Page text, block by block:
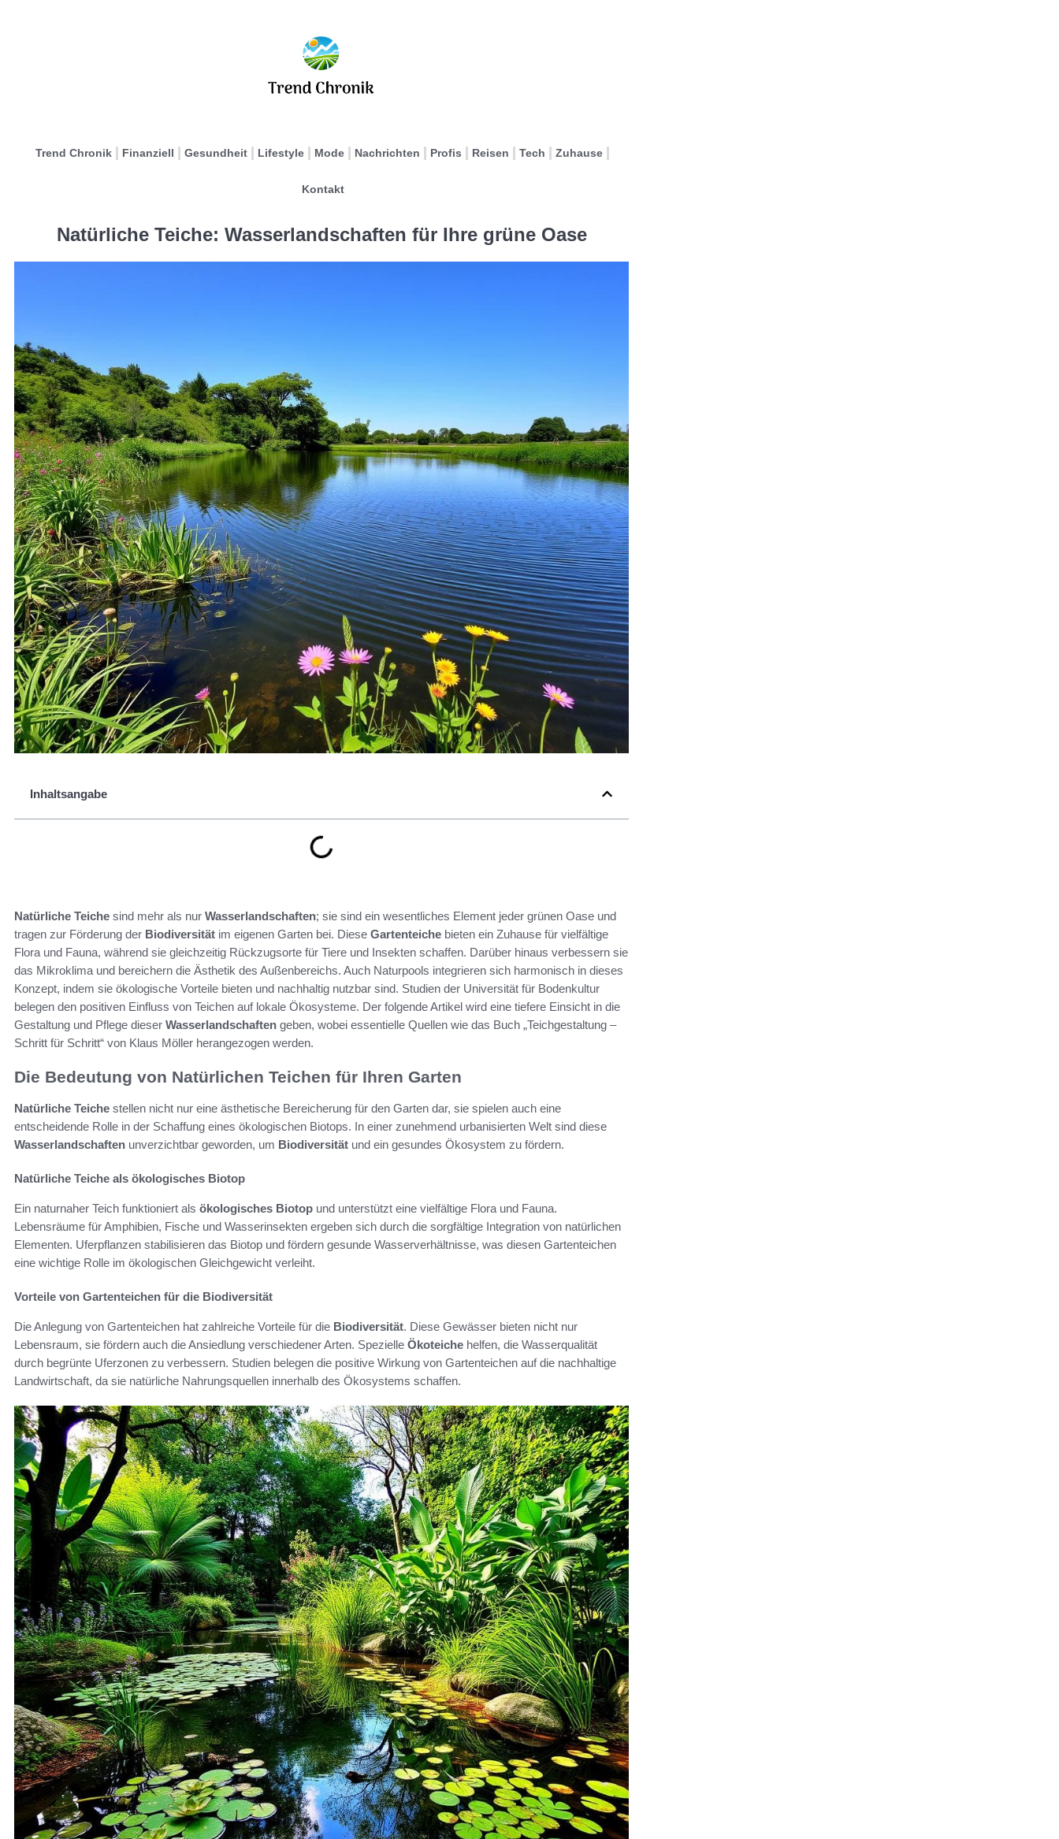
Trend Chronik Finanziell Gesundheit Lifestyle Mode Nachrichten Profis Reisen Tech Zuhause
Kontakt
Natürliche Teiche: Wasserlandschaften für Ihre grüne Oase
Inhaltsangabe
Natürliche Teiche sind mehr als nur Wasserlandschaften; sie sind ein wesentliches Element jeder grünen Oase und
tragen zur Förderung der Biodiversität im eigenen Garten bei. Diese Gartenteiche bieten ein Zuhause für vielfältige
Flora und Fauna, während sie gleichzeitig Rückzugsorte für Tiere und Insekten schaffen. Darüber hinaus verbessern sie
das Mikroklima und bereichern die Ästhetik des Außenbereichs. Auch Naturpools integrieren sich harmonisch in dieses
Konzept, indem sie ökologische Vorteile bieten und nachhaltig nutzbar sind. Studien der Universität für Bodenkultur
belegen den positiven Einfluss von Teichen auf lokale Ökosysteme. Der folgende Artikel wird eine tiefere Einsicht in die
Gestaltung und Pflege dieser Wasserlandschaften geben, wobei essentielle Quellen wie das Buch „Teichgestaltung –
Schritt für Schritt“ von Klaus Möller herangezogen werden.
Die Bedeutung von Natürlichen Teichen für Ihren Garten
Natürliche Teiche stellen nicht nur eine ästhetische Bereicherung für den Garten dar, sie spielen auch eine
entscheidende Rolle in der Schaffung eines ökologischen Biotops. In einer zunehmend urbanisierten Welt sind diese
Wasserlandschaften unverzichtbar geworden, um Biodiversität und ein gesundes Ökosystem zu fördern.
Natürliche Teiche als ökologisches Biotop
Ein naturnaher Teich funktioniert als ökologisches Biotop und unterstützt eine vielfältige Flora und Fauna.
Lebensräume für Amphibien, Fische und Wasserinsekten ergeben sich durch die sorgfältige Integration von natürlichen
Elementen. Uferpflanzen stabilisieren das Biotop und fördern gesunde Wasserverhältnisse, was diesen Gartenteichen
eine wichtige Rolle im ökologischen Gleichgewicht verleiht.
Vorteile von Gartenteichen für die Biodiversität
Die Anlegung von Gartenteichen hat zahlreiche Vorteile für die Biodiversität. Diese Gewässer bieten nicht nur
Lebensraum, sie fördern auch die Ansiedlung verschiedener Arten. Spezielle Ökoteiche helfen, die Wasserqualität
durch begrünte Uferzonen zu verbessern. Studien belegen die positive Wirkung von Gartenteichen auf die nachhaltige
Landwirtschaft, da sie natürliche Nahrungsquellen innerhalb des Ökosystems schaffen.